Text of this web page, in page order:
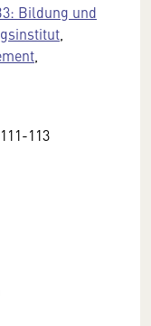
Bildung und
113